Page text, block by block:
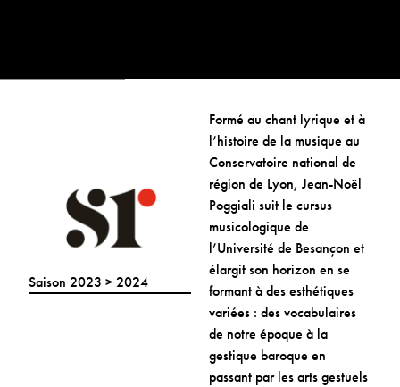
Saison 2023 > 2024
Formé au chant lyrique et à
l’histoire de la musique au
Conservatoire national de
région de Lyon, Jean-Noël
Poggiali suit le cursus
musicologique de
l’Université de Besançon et
élargit son horizon en se
formant à des esthétiques
variées : des vocabulaires
de notre époque à la
gestique baroque en
passant par les arts gestuels